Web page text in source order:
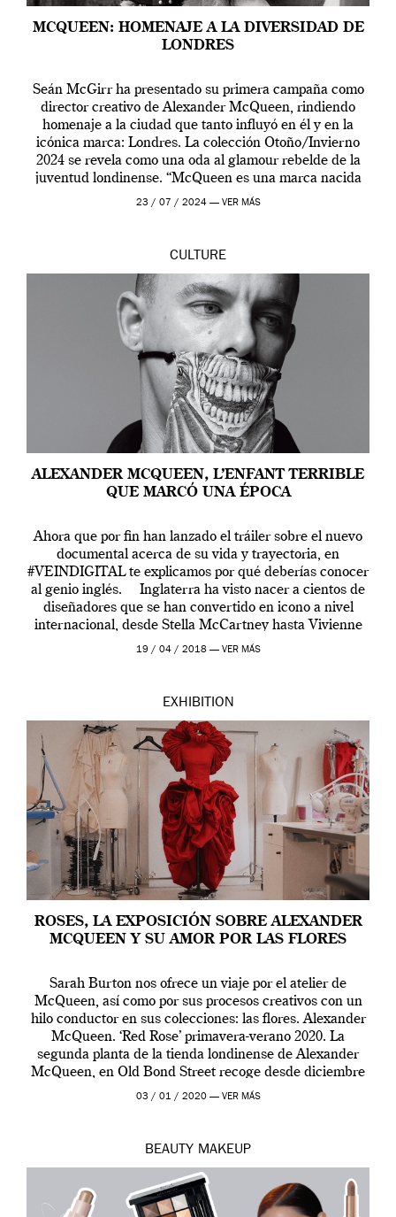
MCQUEEN: HOMENAJE A LA DIVERSIDAD DE
LONDRES
Seán McGirr ha presentado su primera campaña como
director creativo de Alexander McQueen, rindiendo
homenaje a la ciudad que tanto influyó en él y en la
icónica marca: Londres. La colección Otoño/Invierno
2024 se revela como una oda al glamour rebelde de la
juventud londinense. “McQueen es una marca nacida
en Londres y siempre ha […]
23 / 07 / 2024 — VER MÁS
CULTURE
ALEXANDER MCQUEEN, L’ENFANT TERRIBLE
QUE MARCÓ UNA ÉPOCA
Ahora que por fin han lanzado el tráiler sobre el nuevo
documental acerca de su vida y trayectoria, en
#VEINDIGITAL te explicamos por qué deberías conocer
al genio inglés. Inglaterra ha visto nacer a cientos de
diseñadores que se han convertido en icono a nivel
internacional, desde Stella McCartney hasta Vivienne
Westwood pasando […]
19 / 04 / 2018 — VER MÁS
EXHIBITION
ROSES, LA EXPOSICIÓN SOBRE ALEXANDER
MCQUEEN Y SU AMOR POR LAS FLORES
Sarah Burton nos ofrece un viaje por el atelier de
McQueen, así como por sus procesos creativos con un
hilo conductor en sus colecciones: las flores. Alexander
McQueen. ‘Red Rose’ primavera-verano 2020. La
segunda planta de la tienda londinense de Alexander
McQueen, en Old Bond Street recoge desde diciembre
de 2019 hasta final de abril […]
03 / 01 / 2020 — VER MÁS
BEAUTY MAKEUP